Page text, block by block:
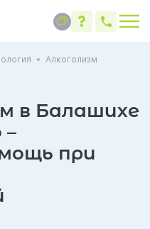
Алкоголизм
в Балашихе
–
при